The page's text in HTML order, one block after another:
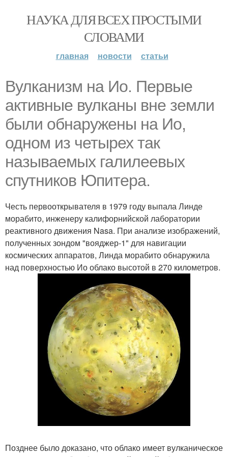
НАУКА ДЛЯ ВСЕХ ПРОСТЫМИ
СЛОВАМИ
главная новости статьи
Вулканизм на Ио. Первые
активные вулканы вне земли
были обнаружены на Ио,
одном из четырех так
называемых галилеевых
спутников Юпитера.
Честь первооткрывателя в 1979 году выпала Линде
морабито, инженеру калифорнийской лаборатории
реактивного движения Nasa. При анализе изображений,
полученных зондом "вояджер-1" для навигации
космических аппаратов, Линда морабито обнаружила
над поверхностью Ио облако высотой в 270 километров.
Позднее было доказано, что облако имеет вулканическое